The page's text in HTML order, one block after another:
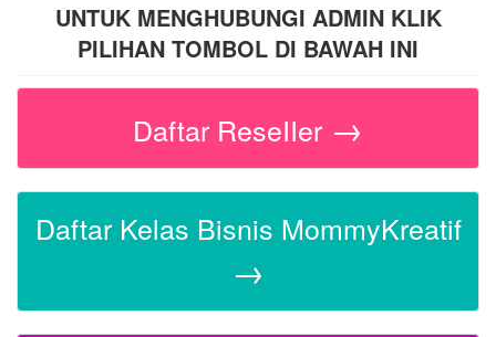
UNTUK MENGHUBUNGI ADMIN KLIK
PILIHAN TOMBOL DI BAWAH INI
Daftar ReseIIer →
Daftar Kelas Bisnis MommyKreatif
→